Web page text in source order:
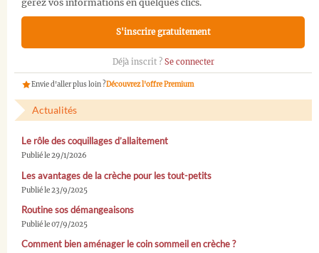
gérez vos informations en quelques clics.
S'inscrire gratuitement
Déjà inscrit ? Se connecter
Envie d'aller plus loin ?Découvrez l'offre Premium
Actualités
Le rôle des coquillages d’allaitement
Publié le 29/1/2026
Les avantages de la crèche pour les tout-petits
Publié le 23/9/2025
Routine sos démangeaisons
Publié le 07/9/2025
Comment bien aménager le coin sommeil en crèche ?